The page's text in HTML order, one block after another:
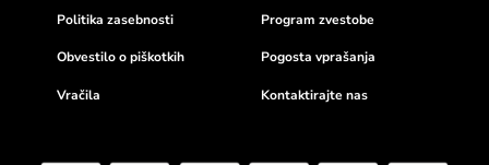
Politika zasebnosti
Obvestilo o piškotkih
Vračila
Program zvestobe
Pogosta vprašanja
Kontaktirajte nas